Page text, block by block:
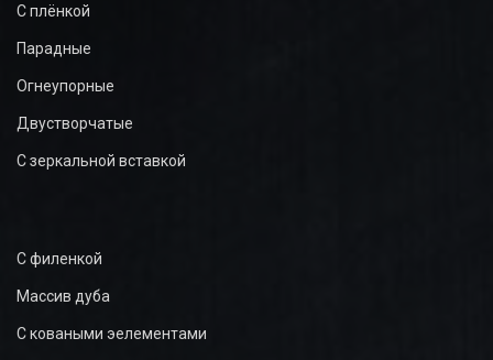
С плёнкой
Парадные
Огнеупорные
Двустворчатые
С зеркальной вставкой
С филенкой
Массив дуба
С коваными эелементами